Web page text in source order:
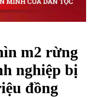
m2 rừng
nghiệp bị
đồng